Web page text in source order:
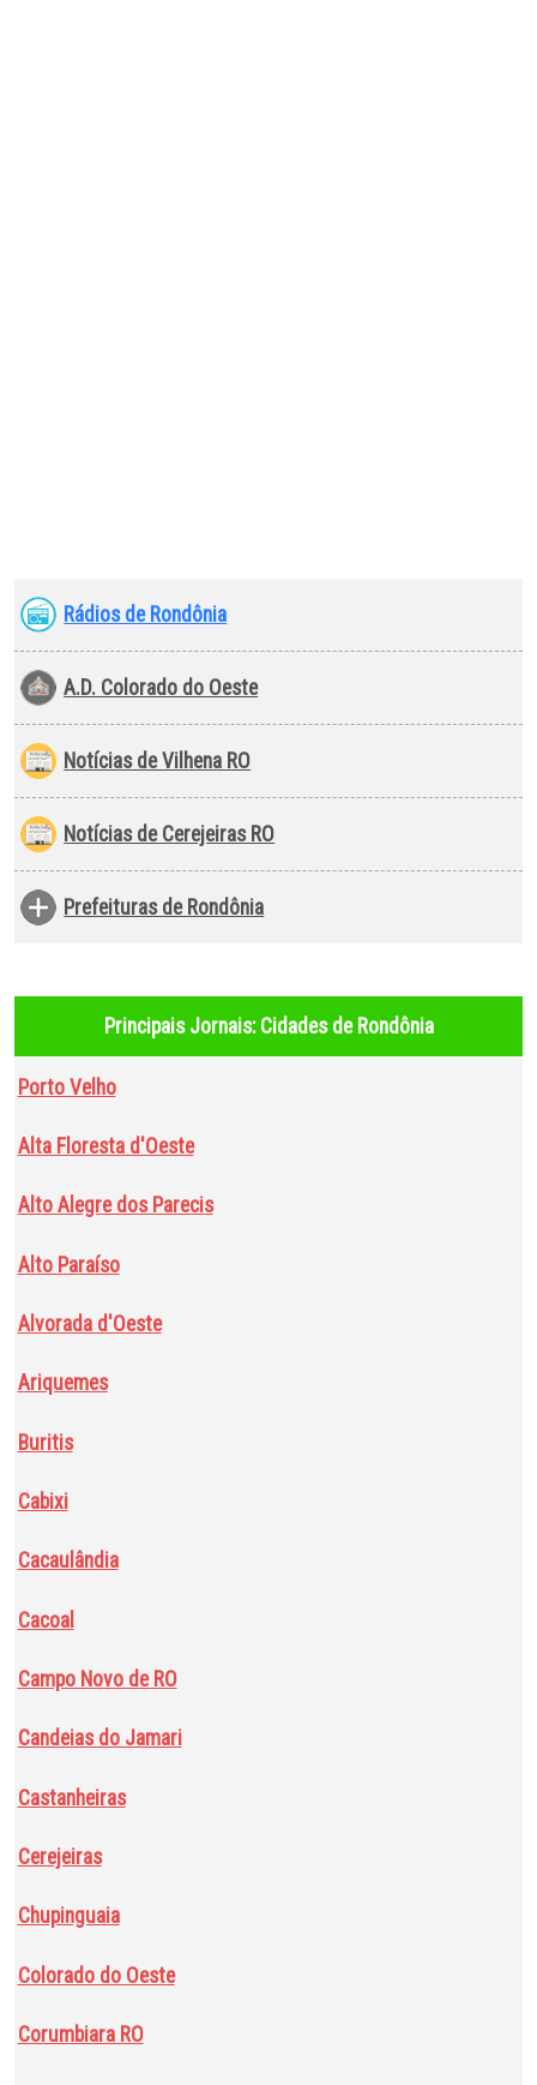
Rádios de Rondônia
A.D. Colorado do Oeste
Notícias de Vilhena RO
Notícias de Cerejeiras RO
Prefeituras de Rondônia
Principais Jornais: Cidades de Rondônia
Porto Velho
Alta Floresta d'Oeste
Alto Alegre dos Parecis
Alto Paraíso
Alvorada d'Oeste
Ariquemes
Buritis
Cabixi
Cacaulândia
Cacoal
Campo Novo de RO
Candeias do Jamari
Castanheiras
Cerejeiras
Chupinguaia
Colorado do Oeste
Corumbiara RO